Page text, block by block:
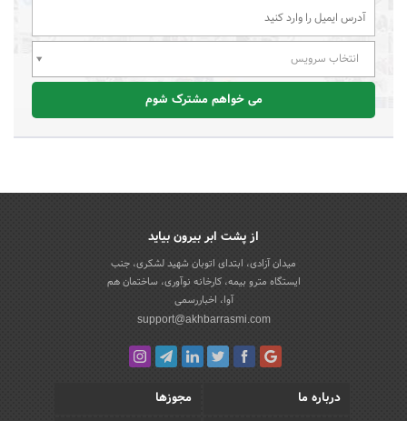
انتخاب سرویس
می خواهم مشترک شوم
از پشت ابر بیرون بیاید
میدان آزادی، ابتدای اتوبان شهید لشکری، جنب
ایستگاه مترو بیمه، کارخانه نوآوری، ساختمان هم
آوا، اخباررسمی
support@akhbarrasmi.com
درباره ما
مجوزها